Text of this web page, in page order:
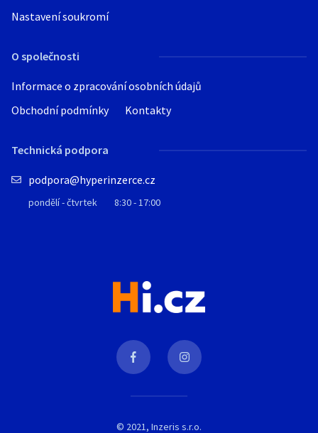
Nastavení soukromí
O společnosti
Informace o zpracování osobních údajů
Obchodní podmínky
Kontakty
Technická podpora
podpora@hyperinzerce.cz
pondělí - čtvrtek 8:30 - 17:00
© 2021, Inzeris s.r.o.